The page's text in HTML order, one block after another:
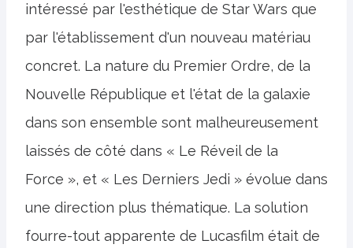
intéressé par l'esthétique de Star Wars que
par l'établissement d'un nouveau matériau
concret. La nature du Premier Ordre, de la
Nouvelle République et l'état de la galaxie
dans son ensemble sont malheureusement
laissés de côté dans « Le Réveil de la
Force », et « Les Derniers Jedi » évolue dans
une direction plus thématique. La solution
fourre-tout apparente de Lucasfilm était de